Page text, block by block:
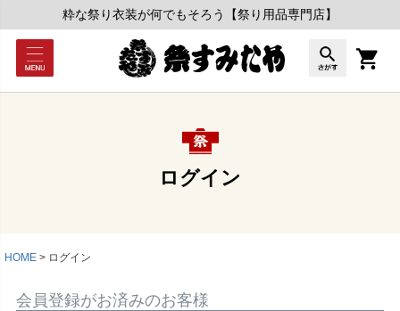
粋な祭り衣装が何でもそろう【祭り用品専門店】
ログイン
HOME ログイン
会員登録がお済みのお客様